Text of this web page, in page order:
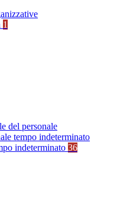
1
del personale
tempo indeterminato
indeterminato 36